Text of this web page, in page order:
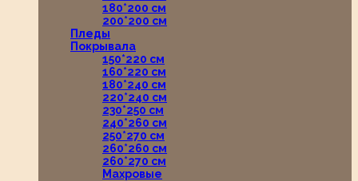
180*200 см
200*200 см
Пледы
Покрывала
150*220 см
160*220 см
180*240 см
220*240 см
230*250 см
240*260 см
250*270 см
260*260 см
260*270 см
Махровые